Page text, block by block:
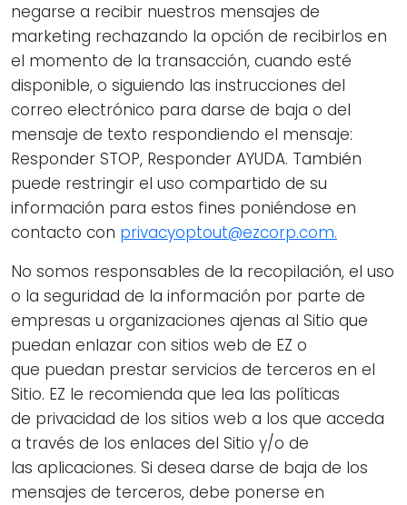
negarse a recibir nuestros mensajes de
marketing rechazando la opción de recibirlos en
el momento de la transacción, cuando esté
disponible, o siguiendo las instrucciones del
correo electrónico para darse de baja o del
mensaje de texto respondiendo el mensaje:
Responder STOP, Responder AYUDA. También
puede restringir el uso compartido de su
información para estos fines poniéndose en
contacto con privacyoptout@ezcorp.com.
No somos responsables de la recopilación, el uso
o la seguridad de la información por parte de
empresas u organizaciones ajenas al Sitio que
puedan enlazar con sitios web de EZ o
que puedan prestar servicios de terceros en el
Sitio. EZ le recomienda que lea las políticas
de privacidad de los sitios web a los que acceda
a través de los enlaces del Sitio y/o de
las aplicaciones. Si desea darse de baja de los
mensajes de terceros, debe ponerse en